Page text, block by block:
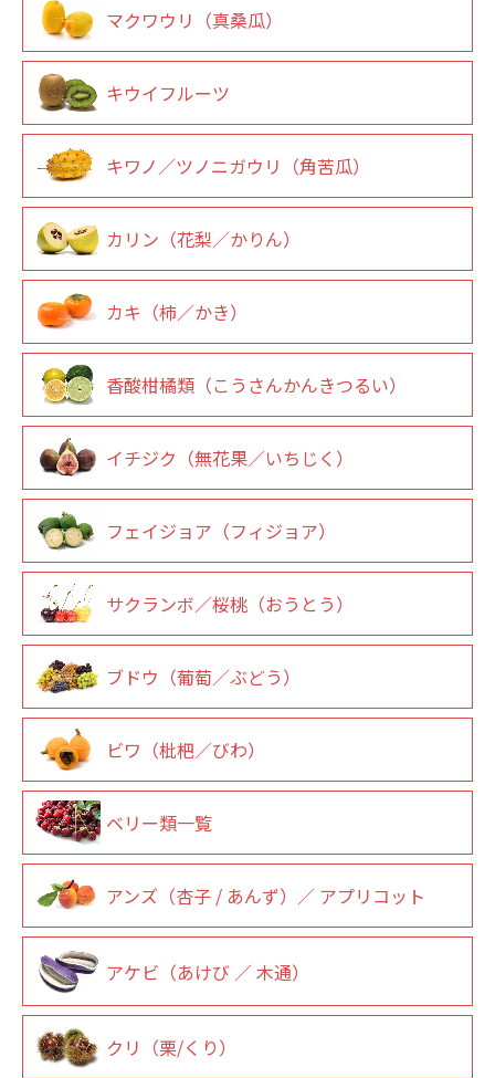
マクワウリ（真桑瓜）
キウイフルーツ
キワノ／ツノニガウリ（角苦瓜）
カリン（花梨／かりん）
カキ（柿／かき）
香酸柑橘類（こうさんかんきつるい）
イチジク（無花果／いちじく）
フェイジョア（フィジョア）
サクランボ／桜桃（おうとう）
ブドウ（葡萄／ぶどう）
ビワ（枇杷／びわ）
ベリー類一覧
アンズ（杏子 / あんず）／ アプリコット
アケビ（あけび ／ 木通）
クリ（栗/くり）